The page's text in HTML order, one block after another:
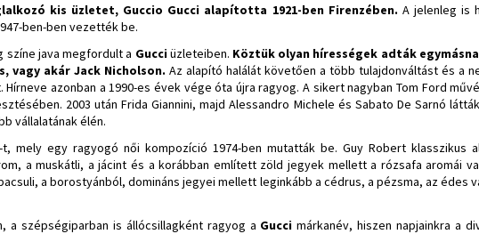
kis üzletet, Guccio Gucci alapította 1921-ben Firenzében. A jelenleg is
ben-ben vezették be.
színe java megfordult a Gucciüzleteiben. Köztük olyan hírességek adták
vagy akár Jack Nicholson. Az alapító halálát követően a több tulajdonváltást és a
azonban a 1990-es évek vége óta újra ragyog. A sikert nagyban Tom Ford
2003 után Frida Giannini, majd Alessandro Michele és Sabato De Sarnó
vállalatának élén.
mely egy ragyogó női kompozíció 1974-ben mutatták be. Guy Robert klasszikus
a muskátli, a jácint és a korábban említett zöld jegyek mellett a rózsafa aromái
a borostyánból, domináns jegyei mellett leginkább a cédrus, a pézsma, az édes
a szépségiparban is állócsillagként ragyog a Guccimárkanév, hiszen napjainkra a